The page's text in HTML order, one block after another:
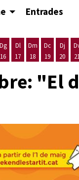
Entrades
Dg
16
Dl
17
Dm
18
Dc
19
Dj
20
"El